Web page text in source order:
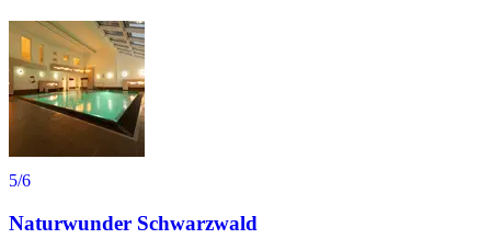
5/6
Naturwunder Schwarzwald